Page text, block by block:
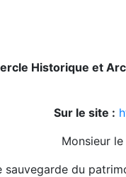
Historique et
Sur le site :
Monsieur
sauvegarde du